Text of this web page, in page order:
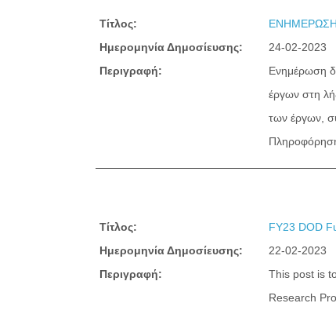
Τίτλος:
ΕΝΗΜΕΡΩΣΗ
Ημερομηνία Δημοσίευσης:
24-02-2023
Περιγραφή:
Ενημέρωση
έργων στη
των έργων,
Τίτλος:
FY23 DOD
Ημερομηνία Δημοσίευσης:
22-02-2023
Περιγραφή:
This post is
Research